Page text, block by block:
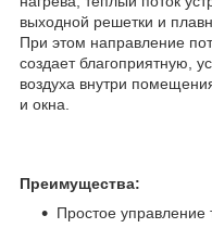
выходной решетки и
При этом направление
создает благоприятную,
воздуха внутри
и окна.
Преимущества:
Простое